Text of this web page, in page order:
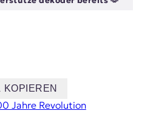
KOPIEREN
Jahre Revolution